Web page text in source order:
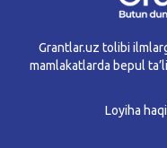
Grantlar.uz tolibi
mamlakatlarda bepul
Loyiha